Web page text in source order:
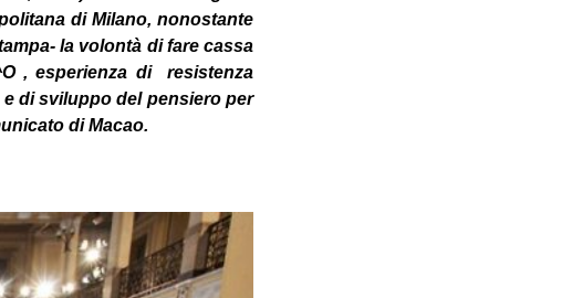
di Milano, nonostante
la volontà di fare cassa
, esperienza di resistenza
di sviluppo del pensiero per
di Macao.